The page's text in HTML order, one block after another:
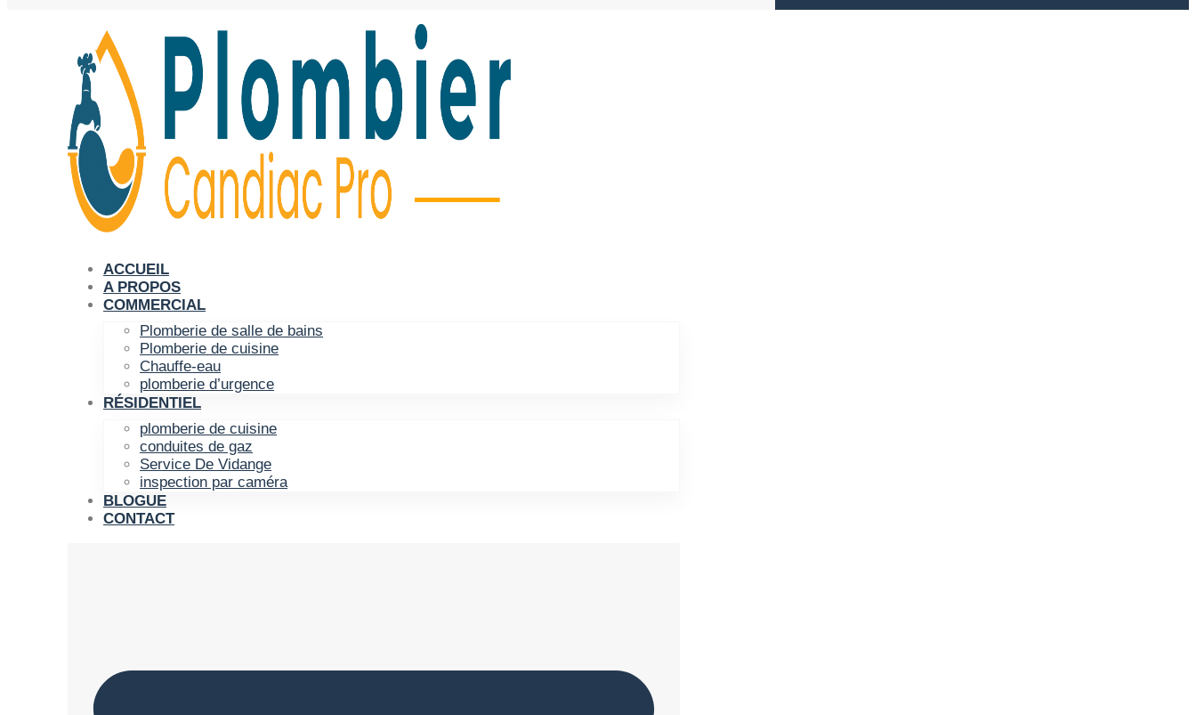
ACCUEIL
A PROPOS
COMMERCIAL
Plomberie de salle de bains
Plomberie de cuisine
Chauffe-eau
plomberie d’urgence
RÉSIDENTIEL
plomberie de cuisine
conduites de gaz
Service De Vidange
inspection par caméra
BLOGUE
CONTACT